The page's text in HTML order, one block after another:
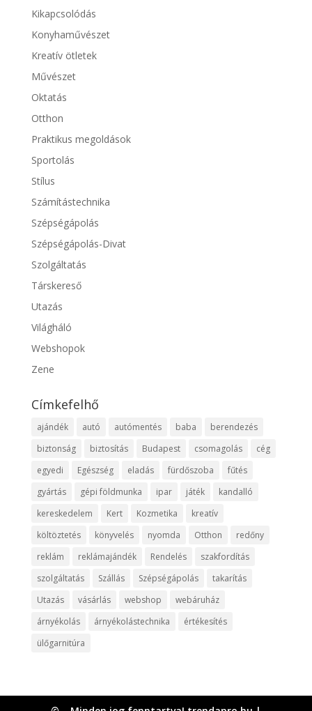
Kikapcsolódás
Konyhaművészet
Kreatív ötletek
Művészet
Oktatás
Otthon
Praktikus megoldások
Sportolás
Stílus
Számítástechnika
Szépségápolás
Szépségápolás-Divat
Szolgáltatás
Társkereső
Utazás
Világháló
Webshopok
Zene
Címkefelhő
ajándék autó autómentés baba
berendezés
biztonság
biztosítás Budapest csomagolás
cég
egyedi
Egészség eladás fürdőszoba
fűtés
gyártás
gépi földmunka ipar játék
kandalló
kereskedelem
Kert Kozmetika
kreatív
költöztetés
könyvelés nyomda Otthon
redőny
reklám
reklámajándék Rendelés
szakfordítás
szolgáltatás
Szállás Szépségápolás
takarítás
Utazás
vásárlás webshop
webáruház
árnyékolás
árnyékolástechnika
értékesítés
ülőgarnitúra